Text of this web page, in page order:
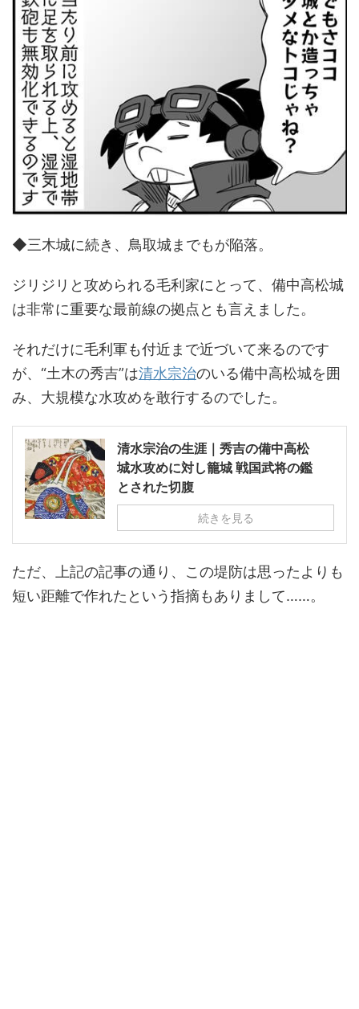
◆三木城に続き、鳥取城までもが陥落。
ジリジリと攻められる毛利家にとって、備中高松城
は非常に重要な最前線の拠点とも言えました。
それだけに毛利軍も付近まで近づいて来るのです
が、“土木の秀吉”は清水宗治のいる備中高松城を囲
み、大規模な水攻めを敢行するのでした。
清水宗治の生涯｜秀吉の備中高松
城水攻めに対し籠城 戦国武将の鑑
とされた切腹
続きを見る
ただ、上記の記事の通り、この堤防は思ったよりも
短い距離で作れたという指摘もありまして……。